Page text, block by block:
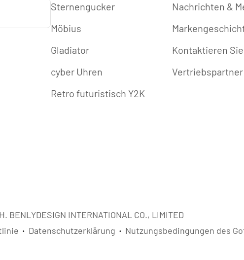
Sternengucker
Möbius
Gladiator
cyber Uhren
Retro futuristisch Y2K
Nachrichten &
Kontaktieren
Vertriebspartner
BENLYDESIGN INTERNATIONAL CO., LIMITED
Datenschutzerklärung Nutzungsbedingungen des